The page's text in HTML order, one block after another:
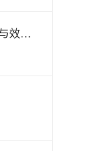
股票配资平台真实体验测评：安全与效率如何兼得？